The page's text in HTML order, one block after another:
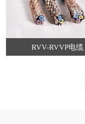
RVV-RVVP电缆